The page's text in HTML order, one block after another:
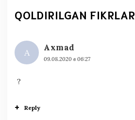
QOLDIRILGAN FIKRLAR
A Axmad
09.08.2020 в 06:27
?
Reply